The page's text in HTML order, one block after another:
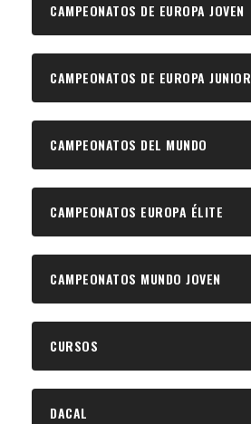
CAMPEONATOS DE EUROPA JOVEN
CAMPEONATOS DE EUROPA JUNIOR
CAMPEONATOS DEL MUNDO
CAMPEONATOS EUROPA ÉLITE
CAMPEONATOS MUNDO JOVEN
CURSOS
DACAL